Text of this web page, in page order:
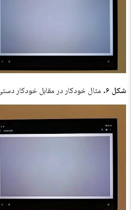
شکل ۶. مثال خودکار در مقابل خودکار دستی.